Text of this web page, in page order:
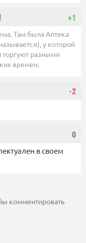
+1
Там была Аптека
у которой
торгуют разными
времен.
-2
0
в своем
комментировать